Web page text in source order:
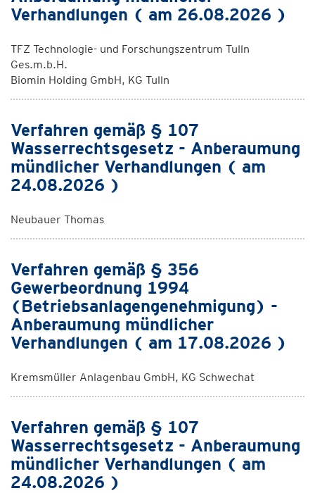
Verhandlungen ( am 26.08.2026 )
TFZ Technologie- und Forschungszentrum Tulln
Ges.m.b.H.
Biomin Holding GmbH, KG Tulln
Verfahren gemäß § 107
Wasserrechtsgesetz - Anberaumung
mündlicher Verhandlungen ( am
24.08.2026 )
Neubauer Thomas
Verfahren gemäß § 356
Gewerbeordnung 1994
(Betriebsanlagengenehmigung) -
Anberaumung mündlicher
Verhandlungen ( am 17.08.2026 )
Kremsmüller Anlagenbau GmbH, KG Schwechat
Verfahren gemäß § 107
Wasserrechtsgesetz - Anberaumung
mündlicher Verhandlungen ( am
24.08.2026 )